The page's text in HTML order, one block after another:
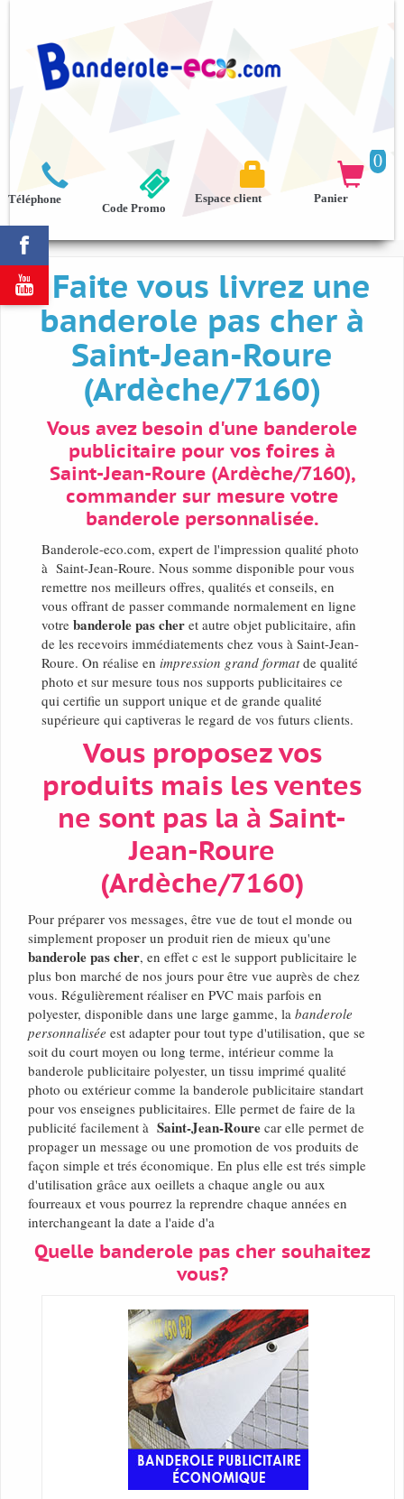



Téléphone
0

Panier

Espace client
Code Promo
Faite vous livrez une
banderole pas cher à
Saint-Jean-Roure
(Ardèche/7160)
Vous avez besoin d'une banderole
publicitaire pour vos foires à
Saint-Jean-Roure (Ardèche/7160),
commander sur mesure votre
banderole personnalisée.
Banderole-eco.com, expert de l'impression qualité photo
à Saint-Jean-Roure. Nous somme disponible pour vous
remettre nos meilleurs offres, qualités et conseils, en
vous offrant de passer commande normalement en ligne
votre banderole pas cher et autre objet publicitaire, afin
de les recevoirs immédiatements chez vous à Saint-Jean-
Roure. On réalise en impression grand formatde qualité
photo et sur mesure tous nos supports publicitaires ce
qui certifie un support unique et de grande qualité
supérieure qui captiveras le regard de vos futurs clients.
Vous proposez vos
produits mais les ventes
ne sont pas la à Saint-
Jean-Roure
(Ardèche/7160)
Pour préparer vos messages, être vue de tout el monde ou
simplement proposer un produit rien de mieux qu'une
banderole pas cher, en effet c est le support publicitaire le
plus bon marché de nos jours pour être vue auprès de chez
vous. Régulièrement réaliser en PVC mais parfois en
polyester, disponible dans une large gamme, la banderole
personnalisée est adapter pour tout type d'utilisation, que se
soit du court moyen ou long terme, intérieur comme la
banderole publicitaire polyester, un tissu imprimé qualité
photo ou extérieur comme la banderole publicitaire standart
pour vos enseignes publicitaires. Elle permet de faire de la
publicité facilement à Saint-Jean-Roure car elle permet de
propager un message ou une promotion de vos produits de
façon simple et trés économique. En plus elle est trés simple
d'utilisation grâce aux oeillets a chaque angle ou aux
fourreaux et vous pourrez la reprendre chaque années en
interchangeant la date a l'aide d'a
Quelle banderole pas cher souhaitez
vous?